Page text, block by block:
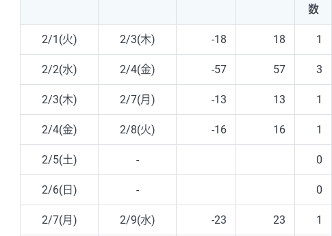
数
2/1(火) 2/3(木) -18 18 1
2/2(水) 2/4(金) -57 57 3
2/3(木) 2/7(月) -13 13 1
2/4(金) 2/8(火) -16 16 1
2/5(土) - 0
2/6(日) - 0
2/7(月) 2/9(水) -23 23 1